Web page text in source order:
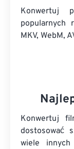
Konwertuj
popularnych
MKV, WebM,
Konwertuj
dostosować
wiele